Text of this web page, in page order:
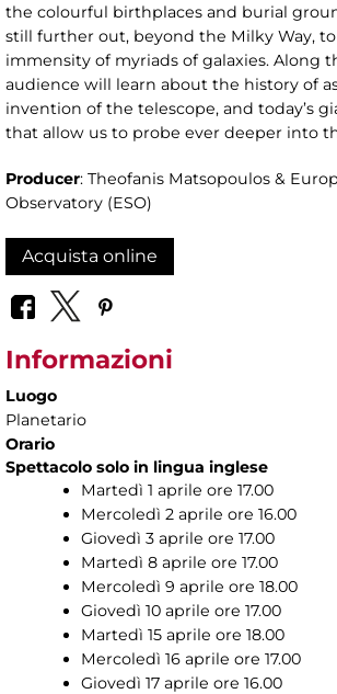
the colourful birthplaces and burial
still further out, beyond the Milky Way,
immensity of myriads of galaxies. Along
audience will learn about the history of
invention of the telescope, and today’s
that allow us to probe ever deeper into
Producer: Theofanis Matsopoulos &
Observatory (ESO)
Acquista online
Informazioni
Luogo
Planetario
Orario
Spettacolo solo in lingua inglese
Martedì 1 aprile ore 17.00
Mercoledì 2 aprile ore 16.00
Giovedì 3 aprile ore 17.00
Martedì 8 aprile ore 17.00
Mercoledì 9 aprile ore 18.00
Giovedì 10 aprile ore 17.00
Martedì 15 aprile ore 18.00
Mercoledì 16 aprile ore 17.00
Giovedì 17 aprile ore 16.00